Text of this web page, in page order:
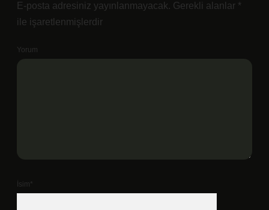
E-posta adresiniz yayınlanmayacak. Gerekli alanlar *
ile işaretlenmişlerdir
Yorum
İsim*